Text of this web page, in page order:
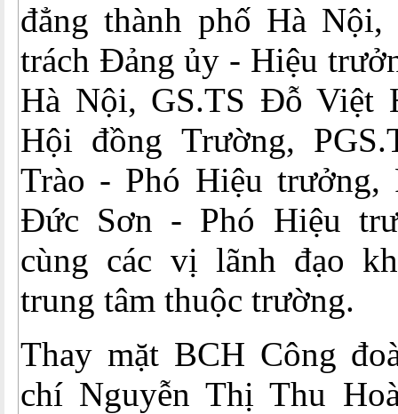
đẳng thành phố Hà
trách Đảng ủy - Hiệu
Hà Nội, GS.TS Đỗ Việt
Hội đồng Trường,
Trào - Phó Hiệu trưởng,
Đức Sơn - Phó Hiệu
cùng các vị lãnh đạo
trung tâm thuộc trường.
Thay mặt BCH Công
chí Nguyễn Thị Thu